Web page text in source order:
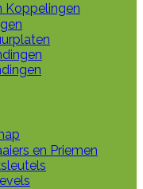
Koppelingen
en Priemen